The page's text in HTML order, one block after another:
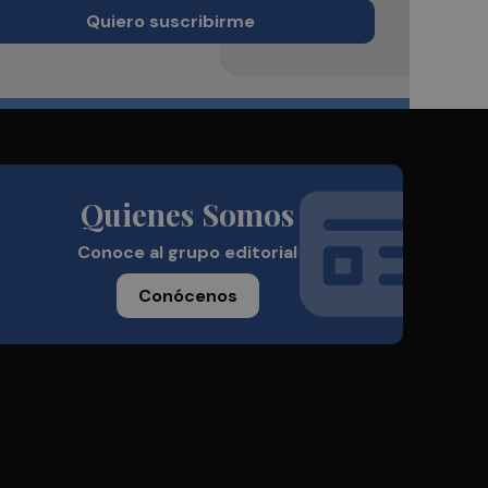
Quiero suscribirme
Quienes Somos
Conoce al grupo editorial
Conócenos